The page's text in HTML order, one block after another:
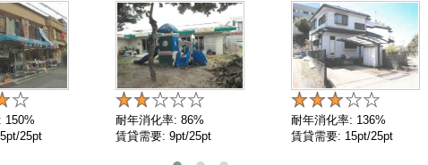
150%
25pt
耐年消化率: 86%
賃貸需要: 9pt/25pt
耐年消化率: 136%
賃貸需要: 15pt/25pt